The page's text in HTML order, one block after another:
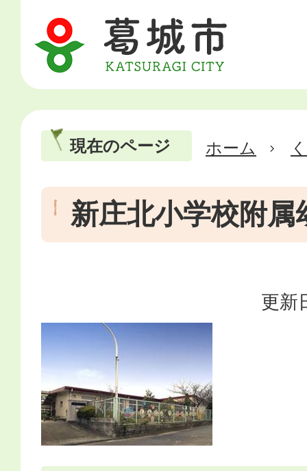
現在のページ ホーム
新庄北小学校附属
更新